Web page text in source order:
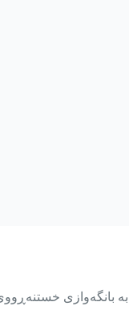
بانگەوازی خستنەڕووی